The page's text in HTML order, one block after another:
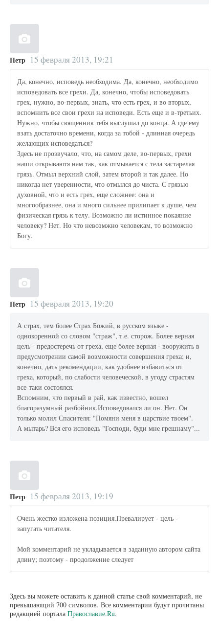
Петр 15 февраля 2013, 19:21
Да, конечно, исповедь необходима. Да, конечно, необходимо
исповедовать все грехи. Да, конечно, чтобы исповедовать
грех, нужно, во-первых, знать, что есть грех, и во вторых,
вспомнить все свои грехи на исповеди. Есть еще и в-третьих.
Нужно, чтобы священник тебя выслушал до конца. А где ему
взать достаточно времени, когда за тобой - длинная очередь
желающих исповедаться?
Здесь не прозвучало, что, на самом деле, во-первых, грехи
наши открываютя нам так, как отмывается с тела застарелая
грязь. Отмыл верхний слой, затем второй и так далее. Но
никогда нет уверенности, что отмылся до чиста. С грязью
духовной, что и есть грех, еще сложнее: она и
многообразнее, она и много сильнее прилипает к душе, чем
физическая грязь к телу. Возможно ли истинное покаяние
человеку? Нет. Но что невозмжно человекам, то возможно
Богу.
Петр 15 февраля 2013, 19:20
А страх, тем более Страх Божий, в русском языке -
однокоренной со словом "страж", т.е. сторож. Более верная
цель - предостеречь от греха, еще более верная - вооружить в
предусмотрении самой возможности совершения греха; и,
конечно, дать рекомендации, как удобнее избавиться от
греха, который, по слабости человеческой, в угоду страстям
все-таки состоялся.
Вспомним, что первый в рай, как известно, вошел
благоразумный разбойник.Исповедовался ли он. Нет. Он
только молил Спасителя: "Помяни меня в царствие твоем".
А мытарь? Вся его исповедь "Господи, буди мне грешнаму"...
Петр 15 февраля 2013, 19:19
Очень жестко изложена позиция.Превалирует - цель -
запугать читателя.
Мой комментарий не укладывается в заданную автором сайта
длину; поэтому - продолжение следует
Здесь вы можете оставить к данной статье свой комментарий, не
превышающий 700 символов. Все комментарии будут прочитаны
редакцией портала Православие.Ru.